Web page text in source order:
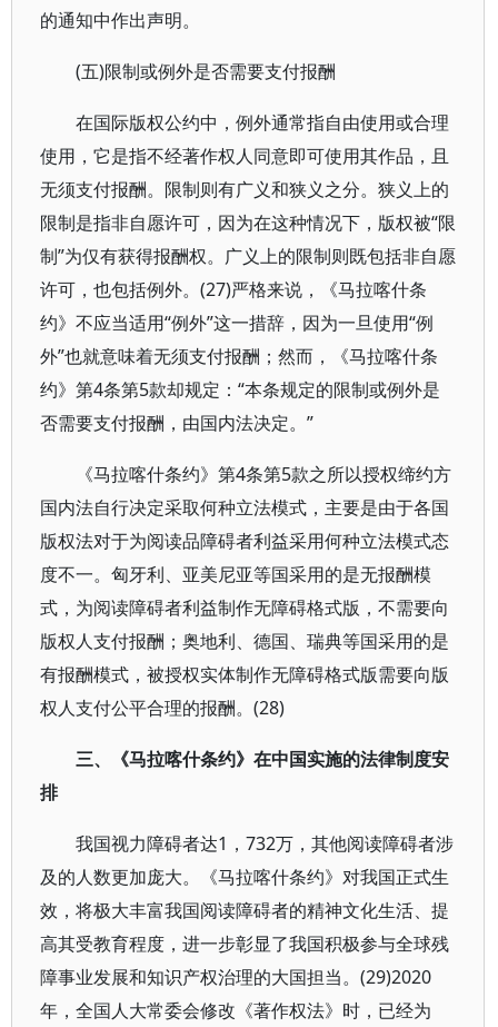
的通知中作出声明。
(五)限制或例外是否需要支付报酬
在国际版权公约中，例外通常指自由使用或合理
使用，它是指不经著作权人同意即可使用其作品，且
无须支付报酬。限制则有广义和狭义之分。狭义上的
限制是指非自愿许可，因为在这种情况下，版权被“限
制”为仅有获得报酬权。广义上的限制则既包括非自愿
许可，也包括例外。(27)严格来说，《马拉喀什条
约》不应当适用“例外”这一措辞，因为一旦使用“例
外”也就意味着无须支付报酬；然而，《马拉喀什条
约》第4条第5款却规定：“本条规定的限制或例外是
否需要支付报酬，由国内法决定。”
《马拉喀什条约》第4条第5款之所以授权缔约方
国内法自行决定采取何种立法模式，主要是由于各国
版权法对于为阅读品障碍者利益采用何种立法模式态
度不一。匈牙利、亚美尼亚等国采用的是无报酬模
式，为阅读障碍者利益制作无障碍格式版，不需要向
版权人支付报酬；奥地利、德国、瑞典等国采用的是
有报酬模式，被授权实体制作无障碍格式版需要向版
权人支付公平合理的报酬。(28)
三、《马拉喀什条约》在中国实施的法律制度安
排
我国视力障碍者达1，732万，其他阅读障碍者涉
及的人数更加庞大。《马拉喀什条约》对我国正式生
效，将极大丰富我国阅读障碍者的精神文化生活、提
高其受教育程度，进一步彰显了我国积极参与全球残
障事业发展和知识产权治理的大国担当。(29)2020
年，全国人大常委会修改《著作权法》时，已经为